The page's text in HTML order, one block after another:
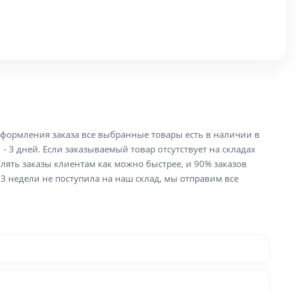
заказа все выбранные товары есть в наличии в
дней. Если заказываемый товар отсутствует на складах
заказы клиентам как можно быстрее, и 90% заказов
недели не поступила на наш склад, мы отправим все